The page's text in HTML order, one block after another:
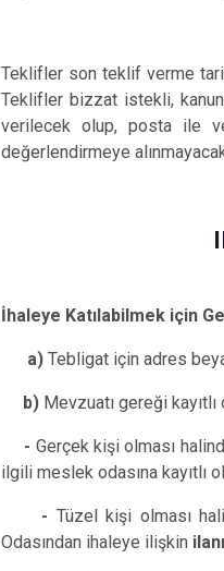
Teklifler son teklif verme tarih
Teklifler bizzat istekli,
verilecek olup, posta ile
değerlendirmeye
İhaleye Katılabilmek için
a) Tebligat için adres
b) Mevzuatı gereği
- Gerçek kişi olması
ilgili meslek odasına kayıtlı
- Tüzel kişi olması
Odasından ihaleye ilişkin